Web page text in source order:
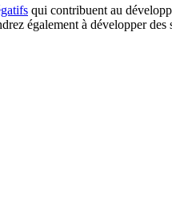
qui contribuent au
également à développer des